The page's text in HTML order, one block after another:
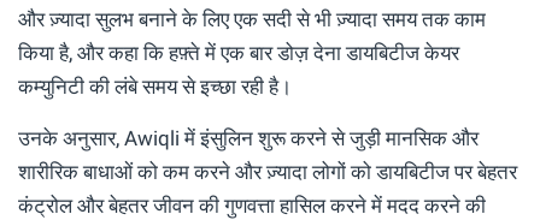
और ज़्यादा सुलभ बनाने के लिए एक सदी से भी ज़्यादा समय तक काम
किया है, और कहा कि हफ़्ते में एक बार डोज़ देना डायबिटीज केयर
कम्युनिटी की लंबे समय से इच्छा रही है।
उनके अनुसार, Awiqli में इंसुलिन शुरू करने से जुड़ी मानसिक और
शारीरिक बाधाओं को कम करने और ज़्यादा लोगों को डायबिटीज पर बेहतर
कंट्रोल और बेहतर जीवन की गुणवत्ता हासिल करने में मदद करने की